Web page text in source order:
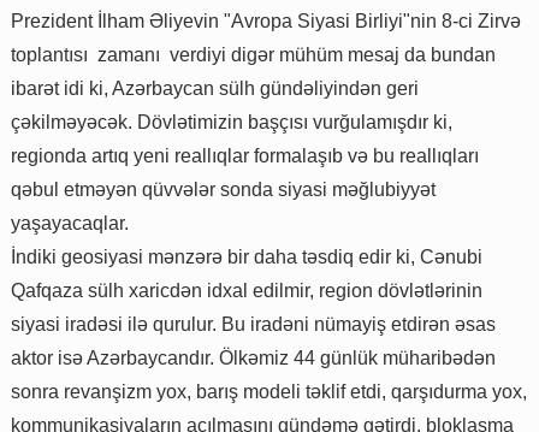
Prezident İlham Əliyevin "Avropa Siyasi Birliyi"nin 8-ci Zirvə
toplantısı zamanı verdiyi digər mühüm mesaj da bundan
ibarət idi ki, Azərbaycan sülh gündəliyindən geri
çəkilməyəcək. Dövlətimizin başçısı vurğulamışdır ki,
regionda artıq yeni reallıqlar formalaşıb və bu reallıqları
qəbul etməyən qüvvələr sonda siyasi məğlubiyyət
yaşayacaqlar.
İndiki geosiyasi mənzərə bir daha təsdiq edir ki, Cənubi
Qafqaza sülh xaricdən idxal edilmir, region dövlətlərinin
siyasi iradəsi ilə qurulur. Bu iradəni nümayiş etdirən əsas
aktor isə Azərbaycandır. Ölkəmiz 44 günlük müharibədən
sonra revanşizm yox, barış modeli təklif etdi, qarşıdurma yox,
kommunikasiyaların açılmasını gündəmə gətirdi, bloklaşma